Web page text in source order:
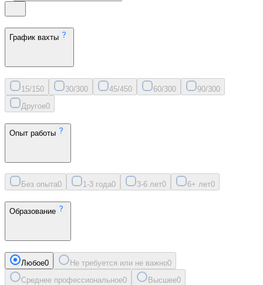
График вахты
15/150 30/300 45/450 60/300 90/300
Другое0
Опыт работы
Без опыта0 1-3 года0 3-6 лет0 6+ лет0
Образование
Любое0 Не требуется или не важно0
Среднее профессиональное0 Высшее0